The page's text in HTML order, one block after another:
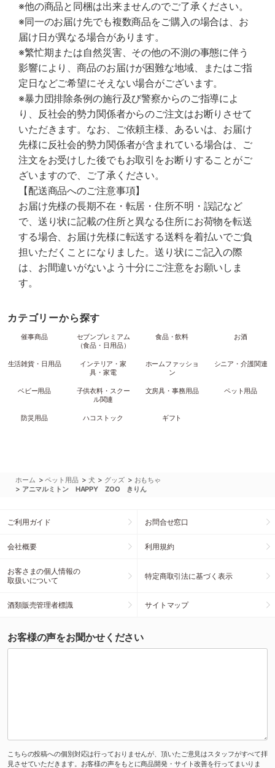
※他の商品と同梱は出来ませんのでご了承ください。
※同一のお届け先でも複数商品をご購入の場合は、お
届け日が異なる場合があります。
※繁忙期または自然災害、その他の不測の事態に伴う
影響により、商品のお届けが困難な地域、またはご指
定日などご希望にそえない場合がございます。
※暴力団排除条例の施行及び警察からのご指導によ
り、反社会的勢力関係者からのご注文はお断りさせて
いただきます。なお、ご依頼主様、あるいは、お届け
先様に反社会的勢力関係者が含まれている場合は、ご
注文をお受けした後でもお取引をお断りすることがご
ざいますので、ご了承ください。
【配送商品へのご注意事項】
お届け先様の長期不在・転居・住所不明・誤記など
で、送り状に記載の住所と異なる住所にお荷物を転送
する場合、お届け先様に転送する送料を着払いでご負
担いただくことになりました。送り状にご記入の際
は、お間違いがないよう十分にご注意をお願いしま
す。
カテゴリーから探す
催事商品
セブンプレミアム
（食品・日用品）
食品・飲料 お酒
生活雑貨・日用品
インテリア・家
具・家電
ホームファッショ
ン
シニア・介護関連
ベビー用品
子供衣料・スクー
ル関連
文房具・事務用品 ペット用品
防災用品 ハコストック ギフト
ホーム >ペット用品 > 犬 > グッズ > おもちゃ
> アニマルミトン HAPPY ZOO きりん
ご利用ガイド お問合せ窓口
会社概要 利用規約
お客さまの個人情報の
取扱いについて
特定商取引法に基づく表示
酒類販売管理者標識 サイトマップ
お客様の声をお聞かせください
こちらの投稿への個別対応は行っておりませんが、頂いたご意見はスタッフがすべて拝
見させていただきます。お客様の声をもとに商品開発・サイト改善を行ってまいりま